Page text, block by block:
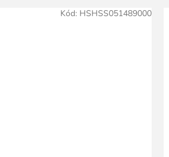
Kód: HSHSS051489000